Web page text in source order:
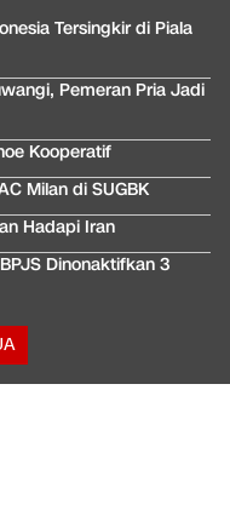
Tersingkir di Piala
Pemeran Pria Jadi
Kooperatif
Milan di SUGBK
Hadapi Iran
Dinonaktifkan 3